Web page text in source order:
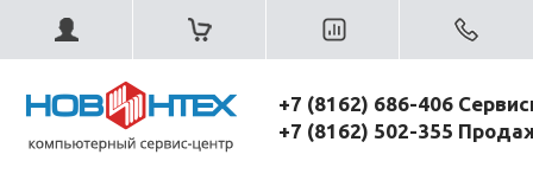
+7 (8162) 686-406
+7 (8162) 502-355